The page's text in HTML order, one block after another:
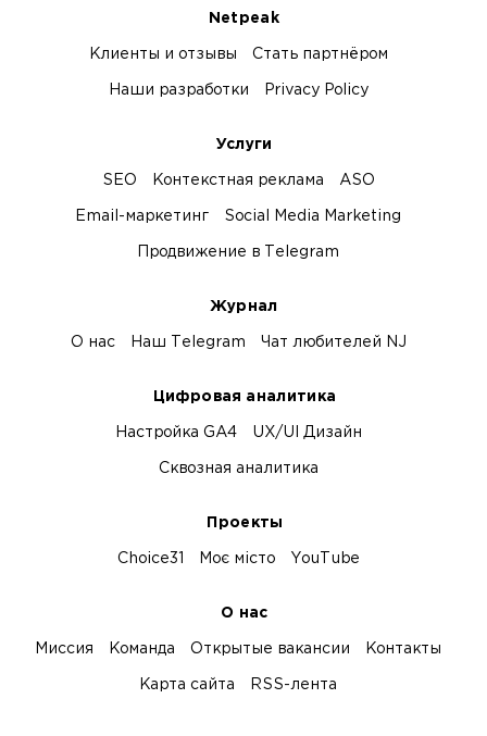
Netpeak
Клиенты и отзывы Стать партнёром
Наши разработки Privacy Policy
Услуги
SEO Контекстная реклама ASO
Email-маркетинг Social Media Marketing
Продвижение в Telegram
Журнал
О нас Наш Telegram Чат любителей NJ
Цифровая аналитика
Настройка GA4 UX/UI Дизайн
Сквозная аналитика
Проекты
Choice31 Моє місто YouTube
О нас
Миссия Команда Открытые вакансии Контакты
Карта сайта RSS-лента